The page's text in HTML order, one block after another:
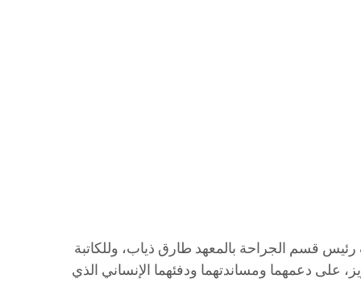
قسم الجراحة بالمعهد طارق ذياب، وللكاتبة
على دعمهما ومساندتهما ودفئهما الإنساني الذي